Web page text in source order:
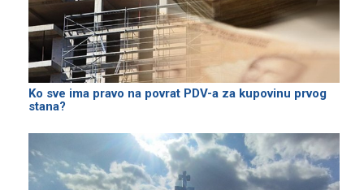
Ko sve ima pravo na povrat PDV-a za kupovinu prvog
stana?